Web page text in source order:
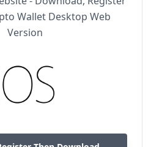
Wallet Desktop Web
Version